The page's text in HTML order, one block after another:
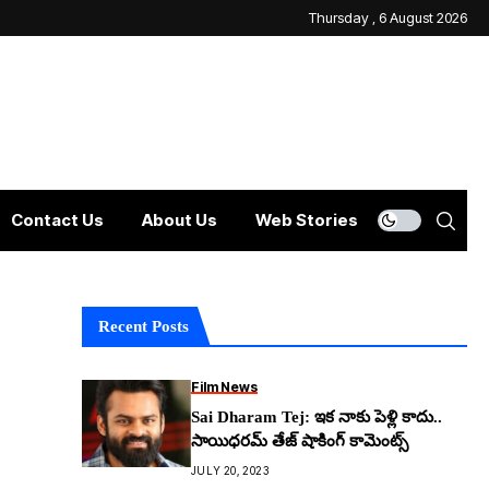
Thursday , 6 August 2026
Contact Us About Us Web Stories
Recent Posts
Film News
Sai Dharam Tej: ఇక నాకు పెళ్లి కాదు..
సాయిధ‌ర‌మ్ తేజ్ షాకింగ్ కామెంట్స్
JULY 20, 2023